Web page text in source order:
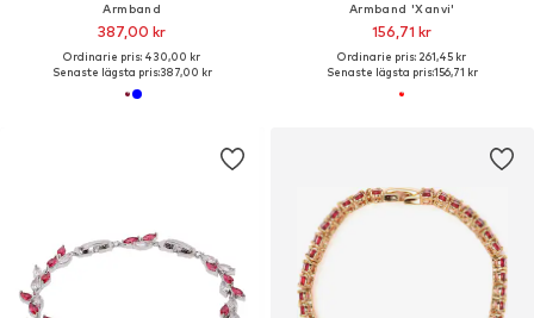
Armband
387,00 kr
Ordinarie pris: 430,00 kr
Senaste lägsta pris:387,00 kr
Armband 'Xanvi'
156,71 kr
Ordinarie pris: 261,45 kr
Senaste lägsta pris:156,71 kr